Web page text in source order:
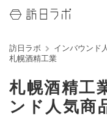
訪日ラボ インバウンド
札幌酒精工業
札幌酒精工
ンド人気商